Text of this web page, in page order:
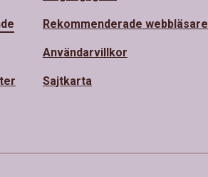
Rekommenderade webbläsare
Användarvillkor
Sajtkarta